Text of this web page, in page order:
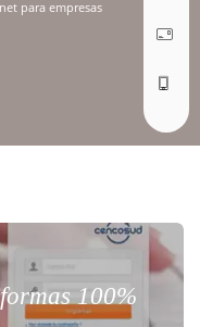
para empresas
100%
ABRIR TICKET